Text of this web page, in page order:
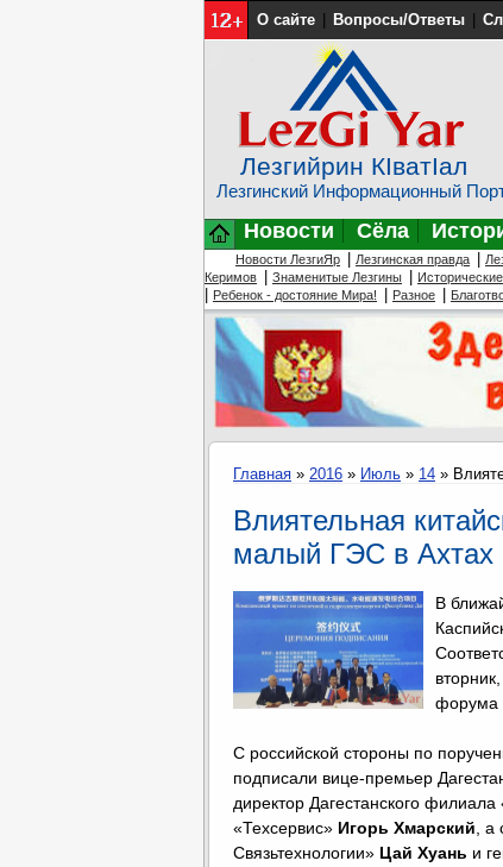
О сайте Вопросы/Ответы
Лезгийрин КIватIал
Лезгинский Информационный
Новости Сёла
Новости ЛезгиЯр Лезгинская правда
Керимов
Знаменитые Лезгины
Ребенок - достояние Мира! Разное
Главная » 2016 » Июль » 14 »
Влиятельная
малый ГЭС в Ахтах
В
форума
С российской стороны по
подписали вице-премьер
директор Дагестанского филиала
«Техсервис» Игорь Хмарский ,
Связьтехнологии» Цай Хуань и